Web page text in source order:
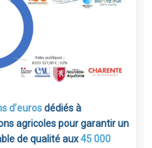
d’eurosdédiés à
agricoles pour garantir un
de qualité aux45 000